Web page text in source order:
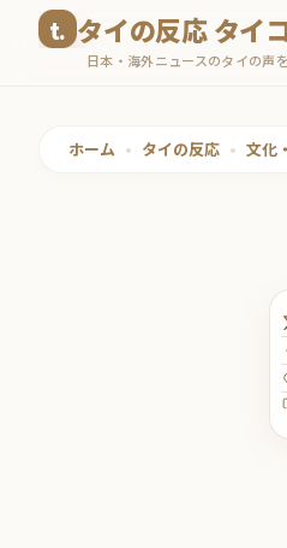
タイの反応 タイ
日本・海外ニュースのタイの声
ホーム • タイの反応 • 文化